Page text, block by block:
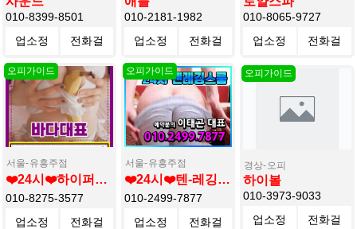
010-8399-8501
업소정
보
전화걸
기
010-2181-1982
업소정
보
전화걸
기
010-8065-9727
업소정
보
전화걸
서울 유흥주점
❤️24시❤️하이퍼블릭&셔츠룸❤️바다대표❤️
010-8275-3577
업소정
전화걸
서울 유흥주점
❤️24시❤️텐-레깅스룸❤️이태곤대표❤️
010-2499-7877
업소정
전화걸
경상 오피
하이볼
010-3973-9033
업소정
전화걸